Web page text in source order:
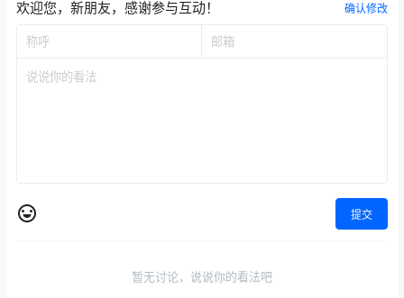
欢迎您，新朋友，感谢参与互动！ 确认修改
提交
暂无讨论，说说你的看法吧